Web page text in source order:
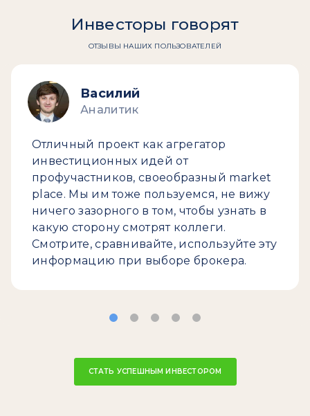
Инвесторы говорят
ОТЗЫВЫ НАШИХ ПОЛЬЗОВАТЕЛЕЙ
Василий
Аналитик
Отличный проект как агрегатор
инвестиционных идей от
профучастников, своеобразный market
place. Мы им тоже пользуемся, не вижу
ничего зазорного в том, чтобы узнать в
какую сторону смотрят коллеги.
Смотрите, сравнивайте, используйте эту
информацию при выборе брокера.
СТАТЬ УСПЕШНЫМ ИНВЕСТОРОМ